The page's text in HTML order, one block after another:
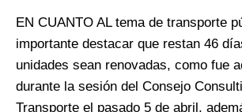
EN CUANTO AL tema de transporte
importante destacar que restan 46
unidades sean renovadas, como fue
durante la sesión del Consejo
Transporte el pasado 5 de abril,